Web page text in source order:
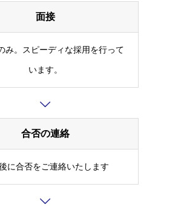
面接
み。スピーディな採用を行って
います。
合否の連絡
に合否をご連絡いたします